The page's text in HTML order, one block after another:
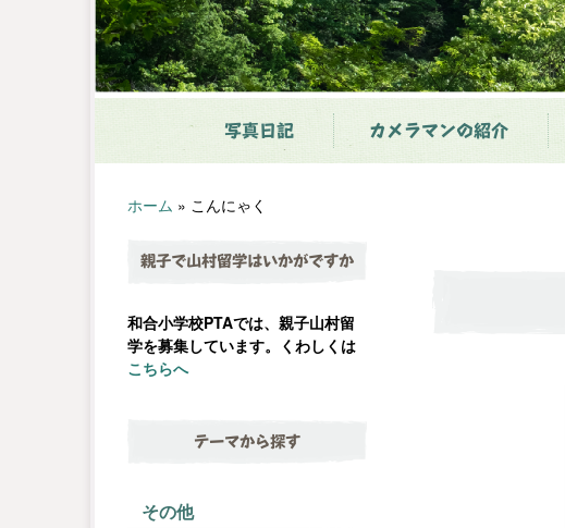
写真日記 カメラマンの紹介
ホーム » こんにゃく
親子で山村留学はいかがですか
和合小学校PTAでは、親子山村留
学を募集しています。くわしくは
こちらへ
テーマから探す
その他